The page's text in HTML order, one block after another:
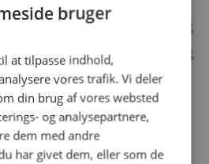
Cateringmesse Midt
Cateringmesse Øst
bruger
at tilpasse indhold,
vores trafik. Vi deler
din brug af vores websted
og analysepartnere,
dem med andre
har givet dem, eller som de